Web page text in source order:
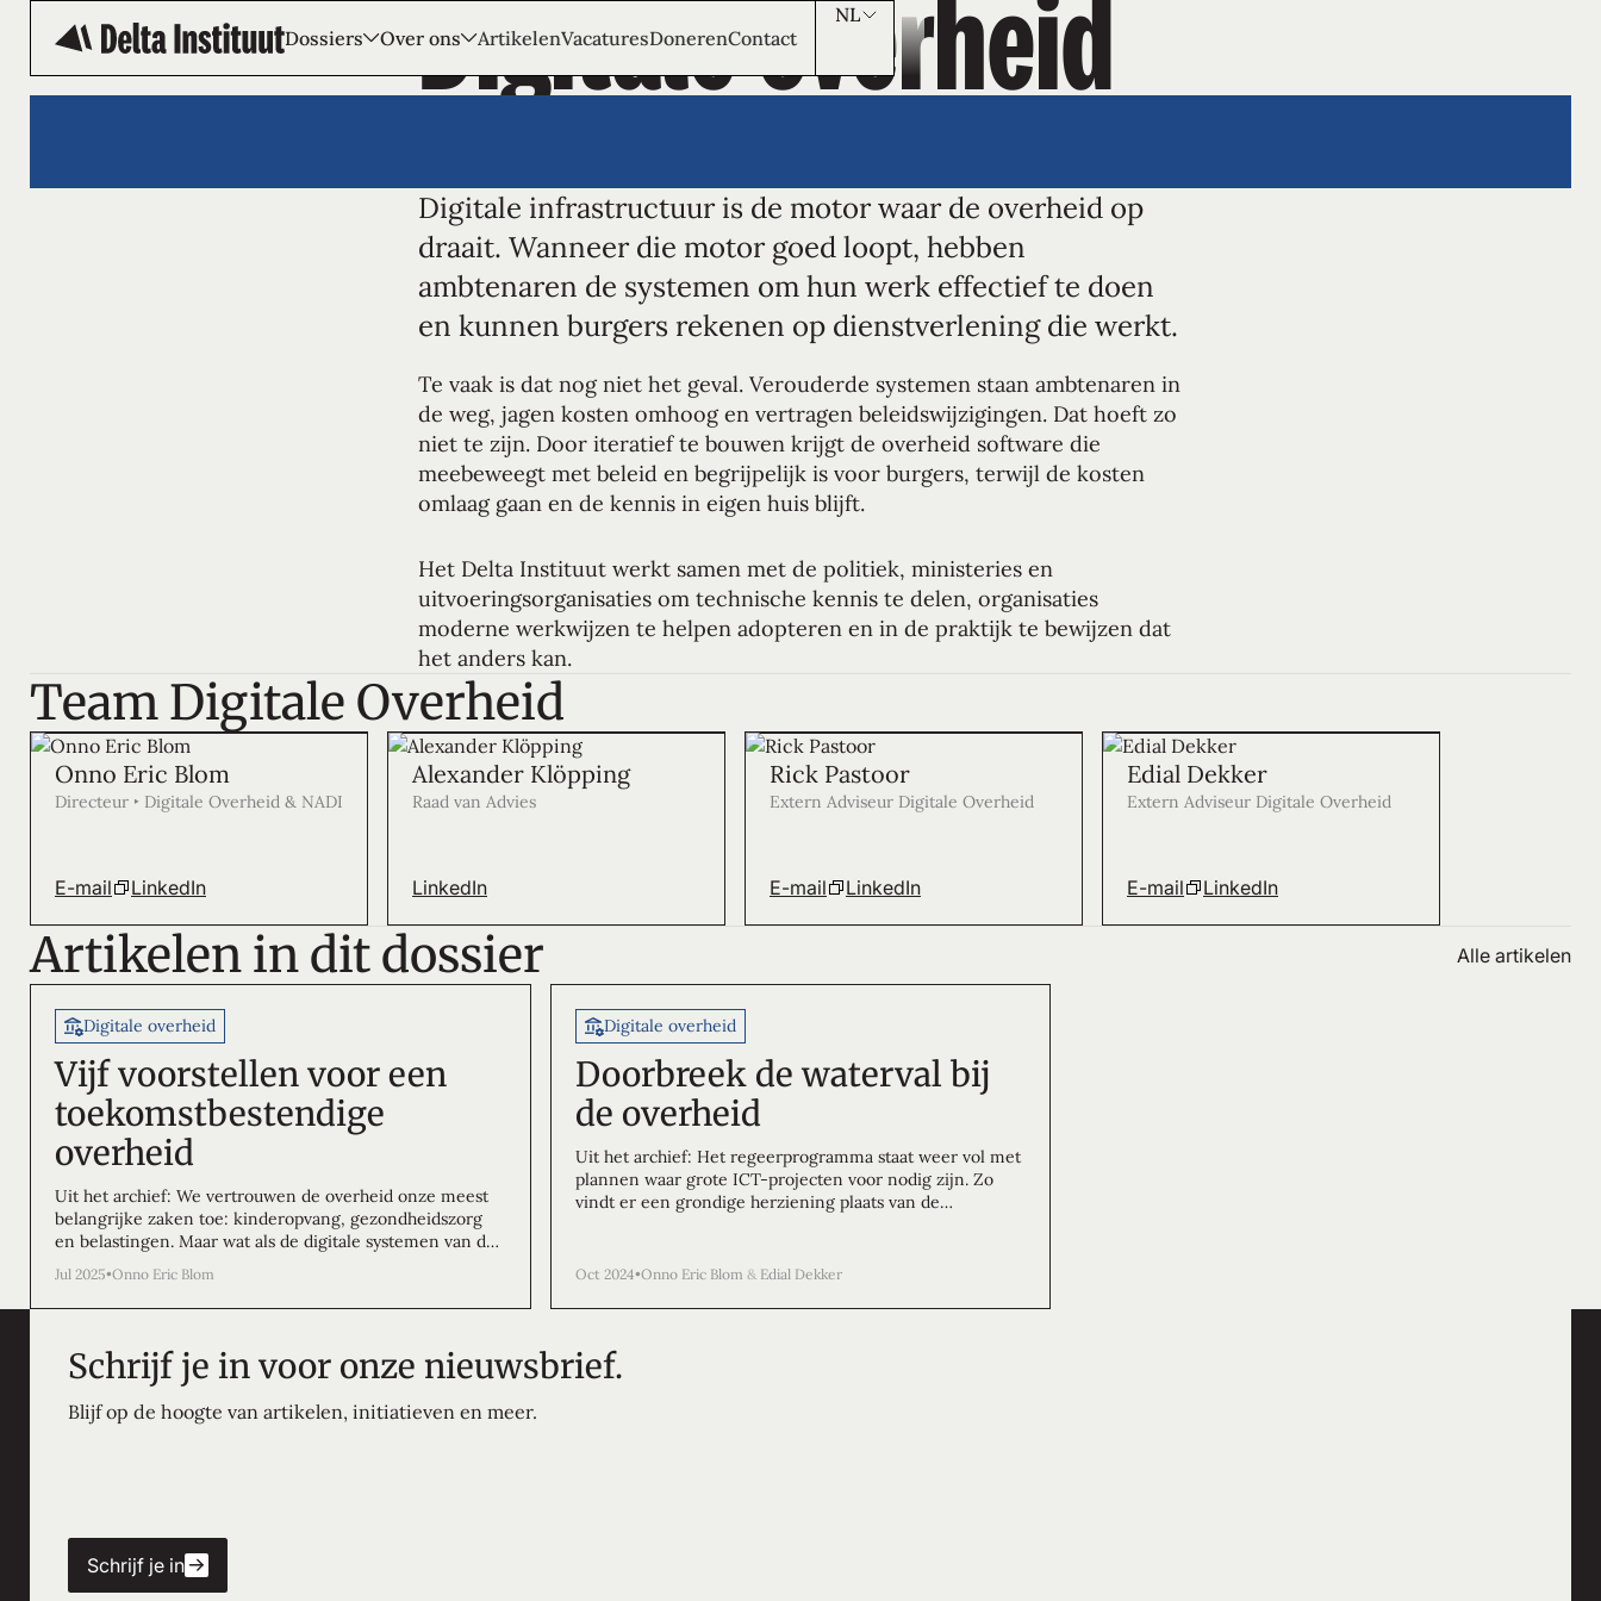
Dossiers Over ons ArtikelenVacaturesDonerenContact
NL
Digitale overheid
Digitale infrastructuur is de motor waar de overheid op
draait. Wanneer die motor goed loopt, hebben
ambtenaren de systemen om hun werk effectief te doen
en kunnen burgers rekenen op dienstverlening die werkt.
Te vaak is dat nog niet het geval. Verouderde systemen staan ambtenaren in
de weg, jagen kosten omhoog en vertragen beleidswijzigingen. Dat hoeft zo
niet te zijn. Door iteratief te bouwen krijgt de overheid software die
meebeweegt met beleid en begrijpelijk is voor burgers, terwijl de kosten
omlaag gaan en de kennis in eigen huis blijft.
Het Delta Instituut werkt samen met de politiek, ministeries en
uitvoeringsorganisaties om technische kennis te delen, organisaties
moderne werkwijzen te helpen adopteren en in de praktijk te bewijzen dat
het anders kan.
Team Digitale Overheid
Onno Eric Blom
Directeur ‣ Digitale Overheid & NADI
E-mail LinkedIn
Alexander Klöpping
Raad van Advies
LinkedIn
Rick Pastoor
Extern Adviseur Digitale Overheid
E-mail LinkedIn
Edial Dekker
Extern Adviseur Digitale Overheid
E-mail LinkedIn
Artikelen in dit dossier Alle artikelen
Digitale overheid
Vijf voorstellen voor een
toekomstbestendige
overheid
Uit het archief: We vertrouwen de overheid onze meest
belangrijke zaken toe: kinderopvang, gezondheidszorg
en belastingen. Maar wat als de digitale systemen van de
overheid zo slecht werken, dat ze levens verwoesten? In
het eindrapport over de Toeslagenaffaire werd
digitalisering 92 keer genoemd als oorzaak van
En de ergste conclusie: als er niets verandert, gebeurt dit
zo opnieuw. Het is tijd om van koers te wisselen.
Hieronder presenteren wij 5 voorstellen om van
Nederland de beste digitale overheid ter wereld te
Jul 2025•Onno Eric Blom
Digitale overheid
Doorbreek de waterval bij
de overheid
Uit het archief: Het regeerprogramma staat weer vol met
plannen waar grote ICT-projecten voor nodig zijn. Zo
vindt er een grondige herziening plaats van de
een indicatie geeft van de toekomst, dan is dat niet
namelijk geregeld mis, waardoor de Tweede Kamer niet
miljard aan onvoorziene kosten.
Oct 2024•Onno Eric Blom & Edial Dekker
Schrijf je in voor onze nieuwsbrief.
Blijf op de hoogte van artikelen, initiatieven en meer.
Schrijf je in